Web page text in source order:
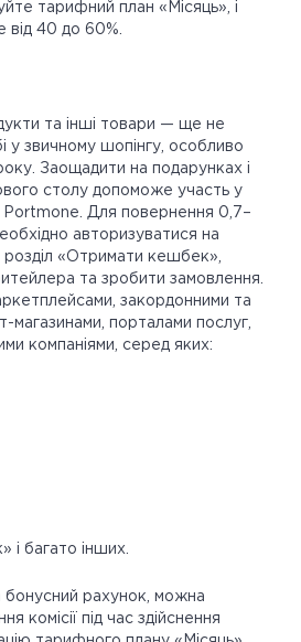
тарифний план «Місяць», і
від 40 до 60%.
та інші товари — ще не
у звичному шопінгу, особливо
Заощадити на подарунках і
столу допоможе участь у
Portmone. Для повернення 0,7–
авторизуватися на
розділ «Отримати кешбек»,
та зробити замовлення.
закордонними та
магазинами, порталами послуг,
компаніями, серед яких:
і багато інших.
бонусний рахунок, можна
комісії під час здійснення